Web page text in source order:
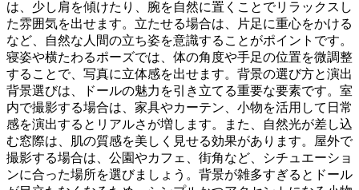
は、少し肩を傾けたり、腕を自然に置くことでリラックスし
た雰囲気を出せます。立たせる場合は、片足に重心をかける
など、自然な人間の立ち姿を意識することがポイントです。
寝姿や横たわるポーズでは、体の角度や手足の位置を微調整
することで、写真に立体感を出せます。背景の選び方と演出
背景選びは、ドールの魅力を引き立てる重要な要素です。室
内で撮影する場合は、家具やカーテン、小物を活用して日常
感を演出するとリアルさが増します。また、自然光が差し込
む窓際は、肌の質感を美しく見せる効果があります。屋外で
撮影する場合は、公園やカフェ、街角など、シチュエーショ
ンに合った場所を選びましょう。背景が雑多すぎるとドール